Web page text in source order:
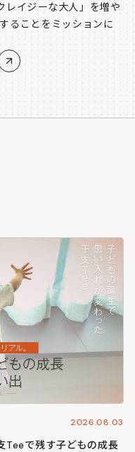
レイジーな大人」を増や
ることをミッションに
2026.08.03
Teeで残す子どもの成長